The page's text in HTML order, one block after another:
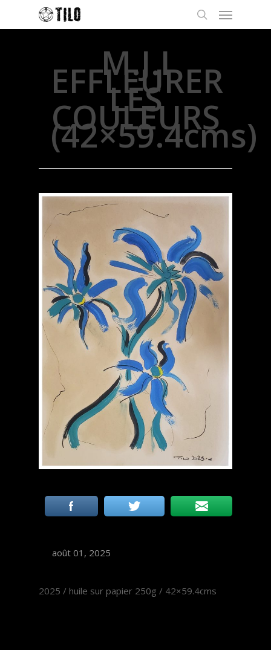
M.J.I
EFFLEURER
LES
COULEURS
(42×59.4cms)
août 01, 2025
2025 / huile sur papier 250g / 42×59.4cms